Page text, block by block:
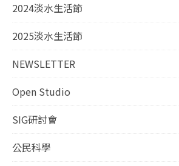
2024淡水生活節
2025淡水生活節
NEWSLETTER
Open Studio
SIG研討會
公民科學